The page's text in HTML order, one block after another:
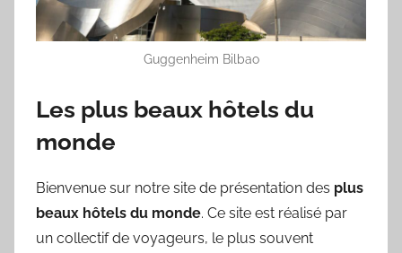
Guggenheim Bilbao
Les plus beaux hôtels du
monde
Bienvenue sur notre site de présentation des plus
beaux hôtels du monde. Ce site est réalisé par
un collectif de voyageurs, le plus souvent